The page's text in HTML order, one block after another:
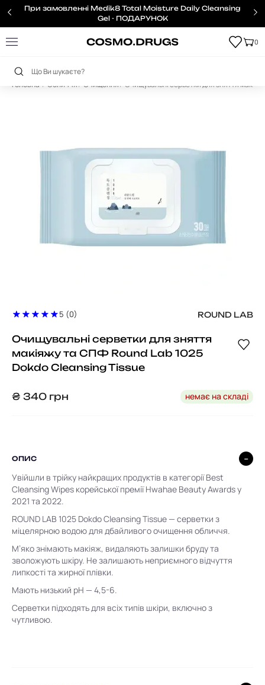
При замовленні Medik8 Total Moisture Daily Cleansing
Gel - ПОДАРУНОК
0
Головна Обличчя Очищення Очищувальні серветки для зняття
5 (0) ROUND LAB
Очищувальні серветки для зняття
макіяжу та СПФ Round Lab 1025
Dokdo Cleansing Tissue
₴ 340 грн немає на складі
ОПИС
Увійшли в трійку найкращих продуктів в категорії Best
Cleansing Wipes корейської премії Hwahae Beauty Awards у
2021 та 2022.
ROUND LAB 1025 Dokdo Cleansing Tissue — серветки з
міцелярною водою для дбайливого очищення обличчя.
М’яко знімають макіяж, видаляють залишки бруду та
зволожують шкіру. Не залишають неприємного відчуття
липкості та жирної плівки.
Мають низький pH — 4,5-6.
Серветки підходять для всіх типів шкіри, включно з
чутливою.